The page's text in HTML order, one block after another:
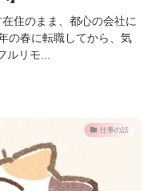
住のまま、都心の会社に
の春に転職してから、気
リモ...
仕事の話